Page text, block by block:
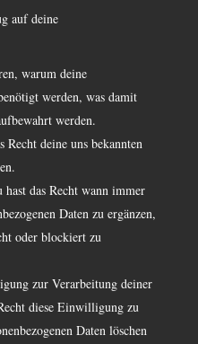
auf deine
warum deine
werden, was damit
werden.
Recht deine uns bekannten
das Recht wann immer
Daten zu ergänzen,
oder blockiert zu
zur Verarbeitung deiner
diese Einwilligung zu
Daten löschen